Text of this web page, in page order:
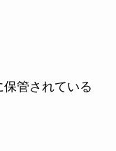
管されている